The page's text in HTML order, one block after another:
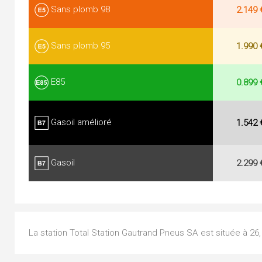
Sans plomb 98 2.149
Sans plomb 95 1.990
E85 0.899
Gasoil amélioré 1.542
Gasoil 2.299
La station Total Station Gautrand Pneus SA est située à